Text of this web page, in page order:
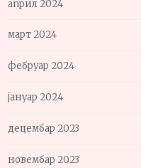
април 2024
март 2024
фебруар 2024
јануар 2024
децембар 2023
новембар 2023